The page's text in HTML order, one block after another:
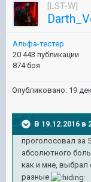
[LST-W]
Альфа-тестер
20 443 публикации
874 боя
Опубликовано: 19
В 19.12.2016 в
проголосовал за
абсолютного
как и мне, выбрал
разные